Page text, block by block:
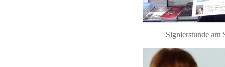
Signierstunde am